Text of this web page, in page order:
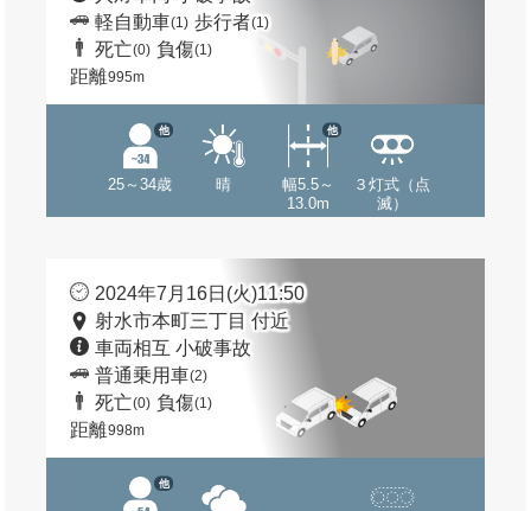
軽自動車(1) 歩行者(1)
死亡(0) 負傷(1)
距離995m
25～34歳
他
晴
幅5.5～
13.0m
他
３灯式（点
滅）
2024年7月16日(火)11:50
射水市本町三丁目 付近
車両相互 小破事故
普通乗用車(2)
死亡(0) 負傷(1)
距離998m
他